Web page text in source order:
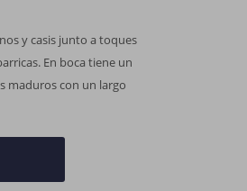
y casis junto a toques
En boca tiene un
maduros con un largo